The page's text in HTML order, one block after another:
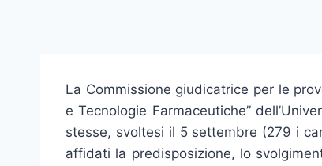
La Commissione giudicatrice per le
e Tecnologie Farmaceutiche”
stesse, svoltesi il 5 settembre (279 i
affidati la predisposizione, lo